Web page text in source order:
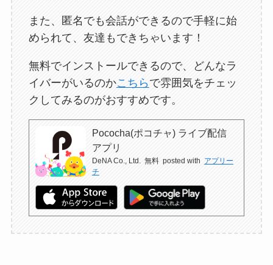
また、匿名でも会話ができるので手軽に始
められて、友達もできちゃいます！
無料でインストールできるので、どんなラ
イバーがいるのかこちら で雰囲気をチェッ
クしてみるのがおすすめです。
Pococha(ポコチャ) ライブ配信
アプリ
DeNA Co., Ltd. 無料 posted with アプリー
チ